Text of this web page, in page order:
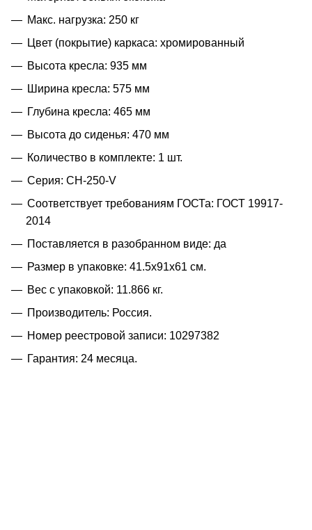
Макс. нагрузка: 250 кг
Цвет (покрытие) каркаса: хромированный
Высота кресла: 935 мм
Ширина кресла: 575 мм
Глубина кресла: 465 мм
Высота до сиденья: 470 мм
Количество в комплекте: 1 шт.
Серия: CH-250-V
Соответствует требованиям ГОСТа: ГОСТ 19917-
2014
Поставляется в разобранном виде: да
Размер в упаковке: 41.5x91x61 см.
Вес с упаковкой: 11.866 кг.
Производитель: Россия.
Номер реестровой записи: 10297382
Гарантия: 24 месяца.